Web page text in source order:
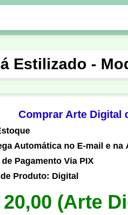
Vôlei Futebol
Geografia História
Estilizado -
Comprar Arte Digital
Automática no E-mail e na
Pagamento Via PIX
Produto: Digital
(Arte